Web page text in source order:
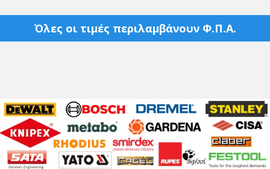
Όλες οι τιμές περιλαμβάνουν Φ.Π.Α.